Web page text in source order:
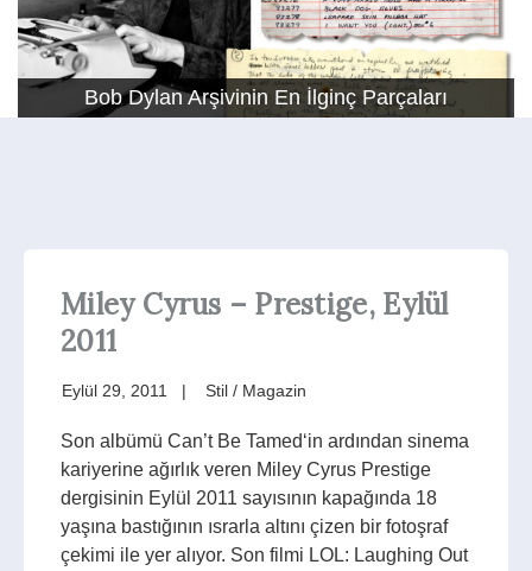
Bob Dylan Arşivinin En İlginç Parçaları
Miley Cyrus – Prestige, Eylül
2011
Eylül 29, 2011 Stil / Magazin
Son albümü Can’t Be Tamed‘in ardından sinema
kariyerine ağırlık veren Miley Cyrus Prestige
dergisinin Eylül 2011 sayısının kapağında 18
yaşına bastığının ısrarla altını çizen bir fotoşraf
çekimi ile yer alıyor. Son filmi LOL: Laughing Out